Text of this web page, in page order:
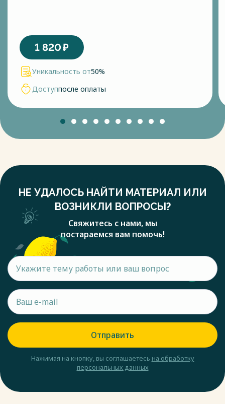
1 820₽
Уникальность от50%
Доступпосле оплаты
НЕ УДАЛОСЬ НАЙТИ МАТЕРИАЛ ИЛИ
ВОЗНИКЛИ ВОПРОСЫ?
Свяжитесь с нами, мы
постараемся вам помочь!
Отправить
Нажимая на кнопку, вы соглашаетесь на обработку
персональных данных